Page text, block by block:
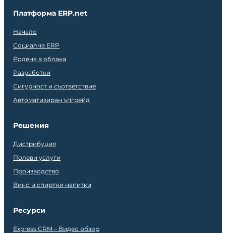
Платформа ERP.net
Начало
Социална ERP
Родена в облака
Разработки
Сигурност и съответствие
Автоматизиран ъпгрейд
Решения
Дистрибуция
Полеви услуги
Производство
Вино и спиртни напитки
Ресурси
Express CRM – Видео обзор